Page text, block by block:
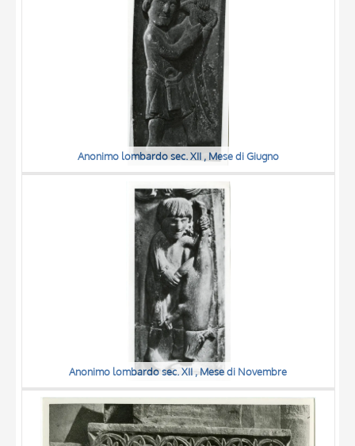
Anonimo lombardo sec. XII , Mese di Giugno
Anonimo lombardo sec. XII , Mese di Novembre